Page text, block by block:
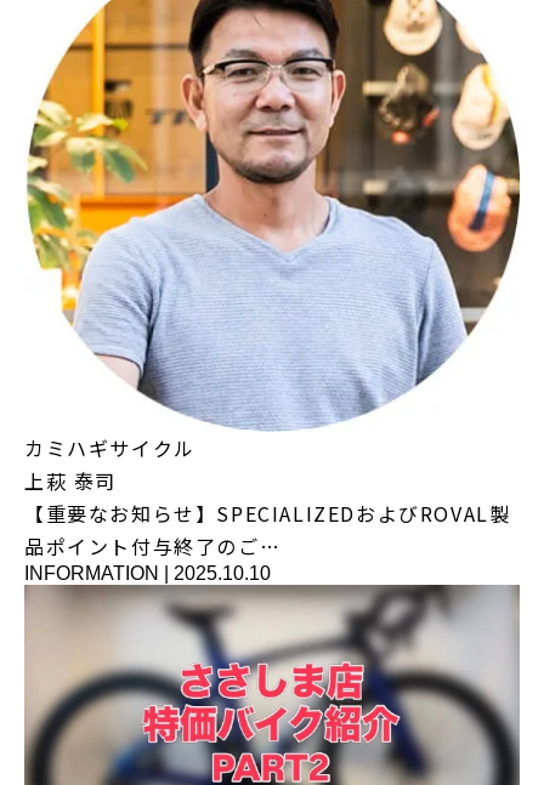
カミハギサイクル
上萩 泰司
【重要なお知らせ】SPECIALIZEDおよびROVAL製
品ポイント付与終了のご…
INFORMATION 2025.10.10